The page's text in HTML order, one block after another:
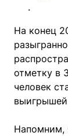
.
На конец
отметку в
человек
выигрышей
Напомним,